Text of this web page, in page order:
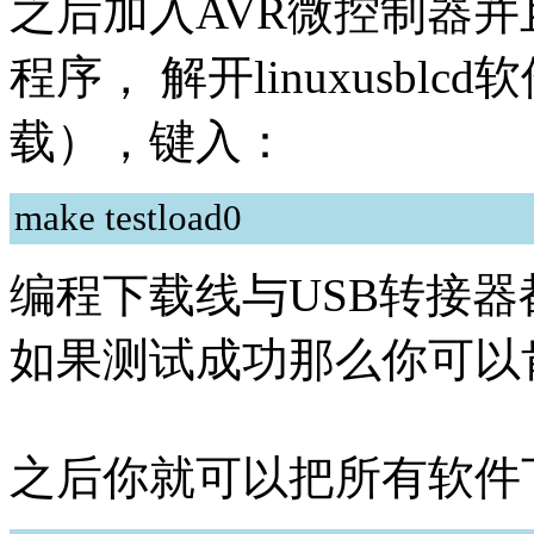
之后加入AVR微控制器
程序， 解开linuxusblcd
载），键入：
make testload0
编程下载线与USB转接
如果测试成功那么你可
之后你就可以把所有软